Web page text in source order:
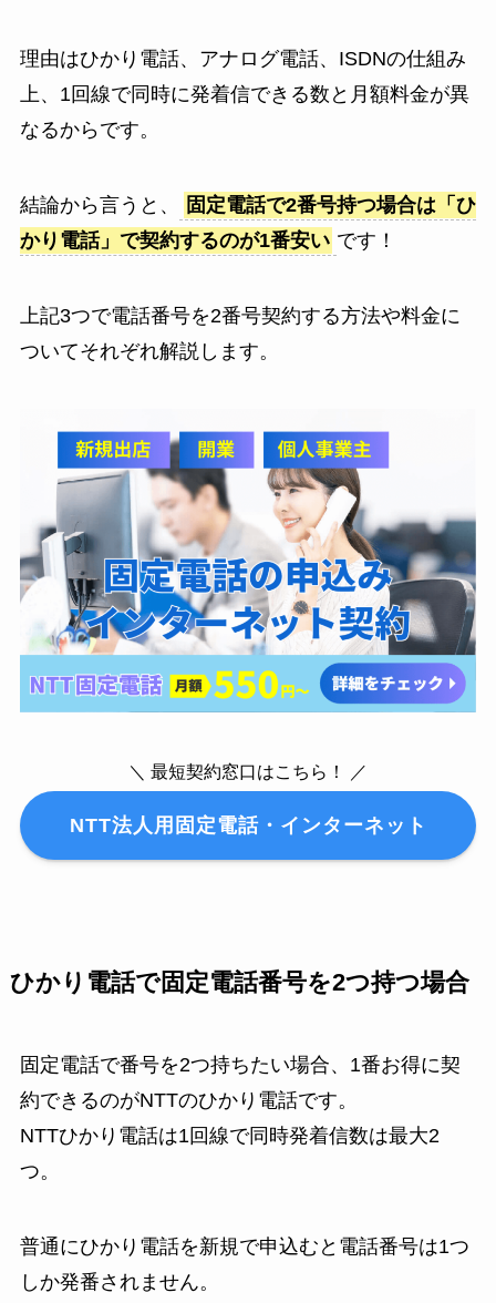
理由はひかり電話、アナログ電話、ISDNの仕組み
上、1回線で同時に発着信できる数と月額料金が異
なるからです。
結論から言うと、
固定電話で2番号持つ場合は「ひ
かり電話」で契約するのが1番安い です！
上記3つで電話番号を2番号契約する方法や料金に
ついてそれぞれ解説します。
＼ 最短契約窓口はこちら！ ／
NTT法人用固定電話・インターネット
ひかり電話で固定電話番号を2つ持つ場合
固定電話で番号を2つ持ちたい場合、1番お得に契
約できるのがNTTのひかり電話です。
NTTひかり電話は1回線で同時発着信数は最大2
つ。
普通にひかり電話を新規で申込むと電話番号は1つ
しか発番されません。